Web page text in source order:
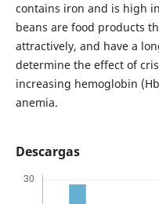
contains iron and is high
beans are food products
attractively, and have a
determine the effect of
increasing hemoglobin
anemia.
Descargas